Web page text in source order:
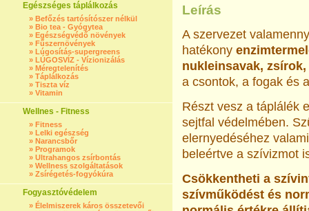
Egészséges táplálkozás
» Befőzés tartósítószer nélkül
» Bio tea - Gyógytea
» Egészségvédő növények
» Fűszernövények
» Lúgosítás-supergreens
» LÚGOSVÍZ - Vízionizálás
» Méregtelenítés
» Táplálkozás
» Tiszta víz
» Vitamin
Wellnes - Fitness
» Fitness
» Lelki egészség
» Narancsbőr
» Programok
» Ultrahangos zsírbontás
» Wellness szolgáltatások
» Zsírégetés-fogyókúra
Fogyasztóvédelem
» Élelmiszerek káros összetevői
Leírás
A szervezet
hatékony
nukleinsavak, zsírok,
a csontok, a fogak és
Részt vesz a táplálék
sejtfal védelmében.
elernyedéséhez
beleértve a szívizmot
Csökkentheti a
szívműködést és